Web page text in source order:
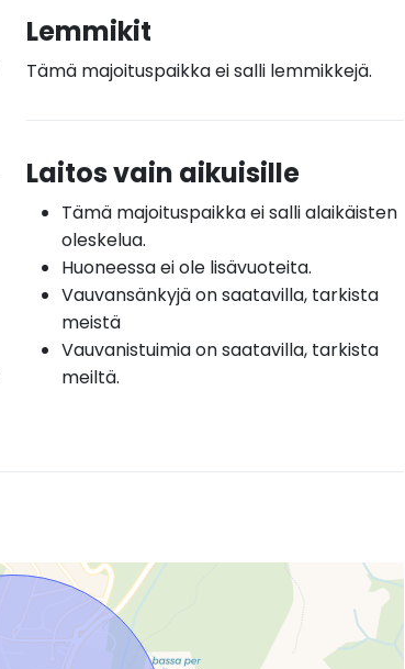
Lemmikit
Tämä majoituspaikka ei salli lemmikkejä.
Laitos vain aikuisille
Tämä majoituspaikka ei salli alaikäisten
oleskelua.
Huoneessa ei ole lisävuoteita.
Vauvansänkyjä on saatavilla, tarkista
meistä
Vauvanistuimia on saatavilla, tarkista
meiltä.